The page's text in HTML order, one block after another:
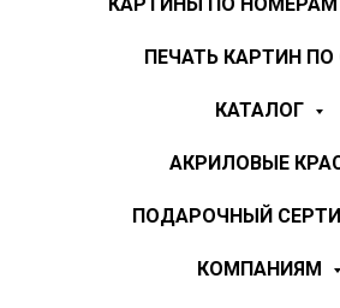
ПЕЧАТЬ КАРТИН
КАТАЛОГ
АКРИЛОВЫЕ
ПОДАРОЧНЫЙ
КОМПАНИЯМ